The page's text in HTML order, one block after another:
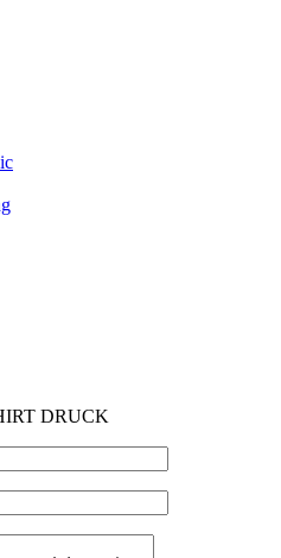
DRUCK